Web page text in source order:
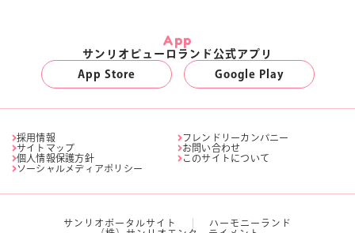
App
サンリオピューロランド公式アプリ
App Store
Google Play
採用情報
フレンドリーカンパニー
サイトマップ
お問い合わせ
個人情報保護方針
このサイトについて
ソーシャルメディアポリシー
サンリオポータルサイト
ハーモニーランド